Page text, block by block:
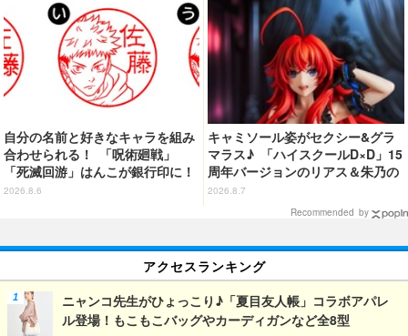
応まとめ】
自分の名前と好きなキャラを組み
合わせられる！ 「呪術廻戦」
「死滅回游」はんこが銀行印に！
虎杖悠仁、乙骨憂太ら16キャラ追
2026.8.6
キャミソール姿がセクシー&グラ
マラス♪ 「ハイスクールD×D」15
周年バージョンのリアス＆朱乃の
フィギュアがリニューアルパッケ
2026.8.7
Recommended by
アクセスランキング
ニャンコ先生がひょっこり♪「夏目友人帳」コラボアパレ
ル登場！もこもこバッグやカーディガンなど全8型